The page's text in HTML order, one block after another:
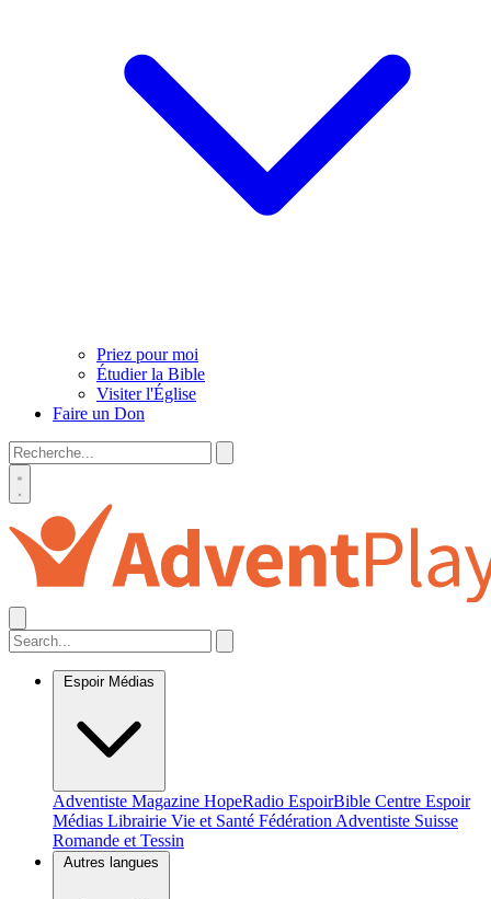
Priez pour moi
Étudier la Bible
Visiter l'Église
Faire un Don
Espoir Médias
Adventiste Magazine HopeRadio EspoirBible Centre Espoir
Médias Librairie Vie et Santé Fédération Adventiste Suisse
Romande et Tessin
Autres langues